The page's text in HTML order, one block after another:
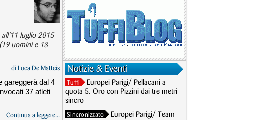
all'11 luglio 2015
uomini e 18
di Luca De Matteis
gareggerà dal 4
37 atleti
Continua a leggere...
Notizie & Eventi
Tuffi
Europei Parigi/ Pellacani a
quota 5. Oro con Pizzini dai tre metri
sincro
Sincronizzato
Europei Parigi/ Team